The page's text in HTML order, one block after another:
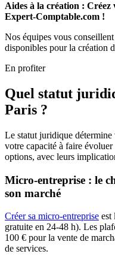
Aides à la création :
Expert-Comptable.com !
Nos équipes vous
disponibles pour la création
En profiter
Quel statut
Paris ?
Le statut juridique
votre capacité à faire
options, avec leurs
Micro-entreprise : le
son marché
Créer sa micro-entreprise est
gratuite en 24-48 h). Les
100 € pour la vente de
de services.